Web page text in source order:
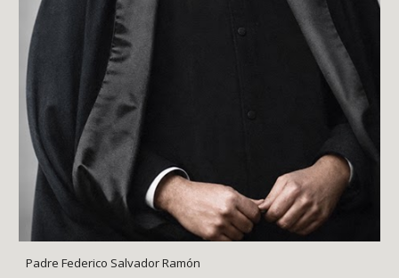
Padre Federico Salvador Ramón